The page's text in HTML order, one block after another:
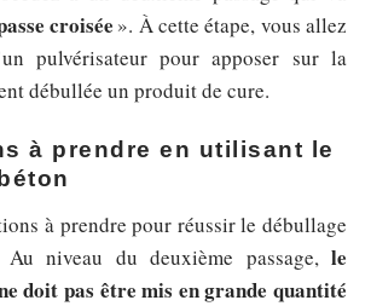
croisée ». À cette étape, vous allez
pulvérisateur pour apposer sur la
débullée un produit de cure.
à prendre en utilisant le
à prendre pour réussir le débullage
niveau du deuxième passage, le
doit pas être mis en grande quantité